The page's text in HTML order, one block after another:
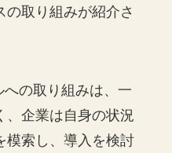
取り組みが紹介さ
の取り組みは、一
、企業は自身の状況
模索し、導入を検討